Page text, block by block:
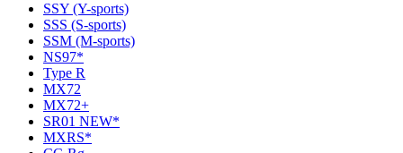
SSY (Y-sports)
SSS (S-sports)
SSM (M-sports)
NS97*
Type R
MX72
MX72+
SR01 NEW*
MXRS*